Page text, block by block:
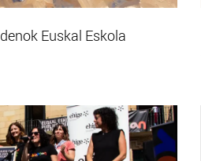
Euskal Eskola